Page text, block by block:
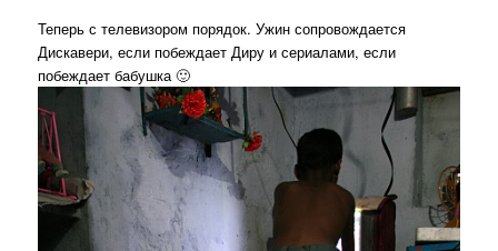
Теперь с телевизором порядок. Ужин сопровождается
Дискавери, если побеждает Диру и сериалами, если
побеждает бабушка 🙂